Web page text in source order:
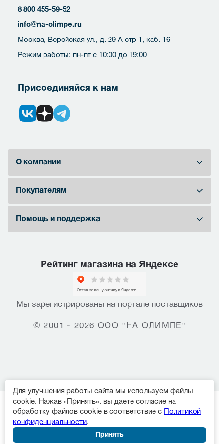
8 800 455-59-52
info@na-olimpe.ru
Москва, Верейская ул., д. 29 А стр 1, каб. 16
Режим работы: пн-пт с 10:00 до 19:00
Присоединяйся к нам
О компании
Покупателям
Помощь и поддержка
Рейтинг магазина на Яндексе
Мы зарегистрированы на портале поставщиков
© 2001 - 2026 ООО "НА ОЛИМПЕ"
Для улучшения работы сайта мы используем файлы
cookie. Нажав «Принять», вы даете согласие на
обработку файлов cookie в соответствие с
Политикой
конфиденциальности.
Принять